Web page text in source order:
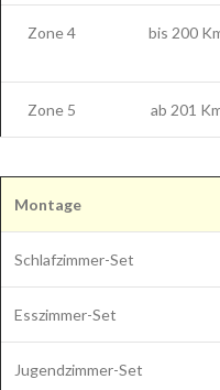
Zone 4 bis 200
Zone 5 ab 201
Montage
Schlafzimmer-Set
Esszimmer-Set
Jugendzimmer-Set